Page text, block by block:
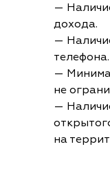
—
дохода.
—
телефона.
—
не
—
на